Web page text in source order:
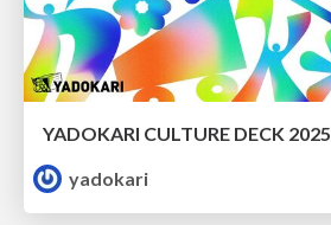
YADOKARI CULTURE DECK 2025
yadokari